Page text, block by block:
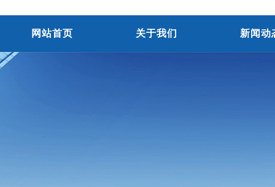
网站首页 关于我们 新闻动